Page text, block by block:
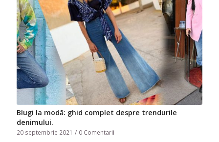
Blugi la modă: ghid complet despre trendurile
denimului.
20 septembrie 2021 / 0 Comentarii